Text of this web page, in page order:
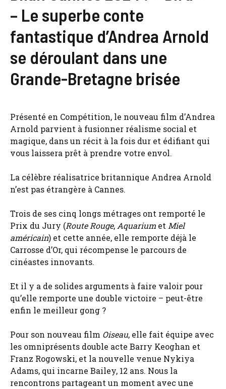
– Le superbe conte
fantastique d’Andrea Arnold
se déroulant dans une
Grande-Bretagne brisée
Présenté en Compétition, le nouveau film d’Andrea
Arnold parvient à fusionner réalisme social et
magique, dans un récit à la fois dur et édifiant qui
vous laissera prêt à prendre votre envol.
La célèbre réalisatrice britannique Andrea Arnold
n’est pas étrangère à Cannes.
Trois de ses cinq longs métrages ont remporté le
Prix du Jury (Route Rouge,Aquarium etMiel
américain) et cette année, elle remporte déjà le
Carrosse d’Or, qui récompense le parcours de
cinéastes innovants.
Et il y a de solides arguments à faire valoir pour
qu’elle remporte une double victoire – peut-être
enfin le meilleur gong ?
Pour son nouveau film Oiseau, elle fait équipe avec
les omniprésents double acte Barry Keoghan et
Franz Rogowski, et la nouvelle venue Nykiya
Adams, qui incarne Bailey, 12 ans. Nous la
rencontrons partageant un moment avec une